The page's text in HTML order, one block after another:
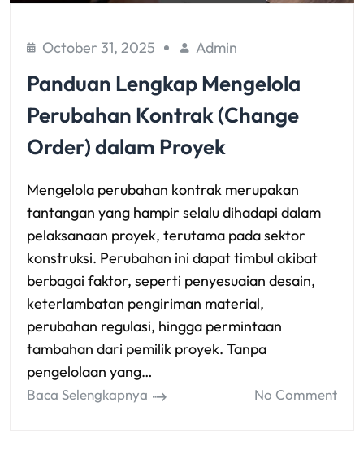
October 31, 2025 Admin
Panduan Lengkap Mengelola
Perubahan Kontrak (Change
Order) dalam Proyek
Mengelola perubahan kontrak merupakan
tantangan yang hampir selalu dihadapi dalam
pelaksanaan proyek, terutama pada sektor
konstruksi. Perubahan ini dapat timbul akibat
berbagai faktor, seperti penyesuaian desain,
keterlambatan pengiriman material,
perubahan regulasi, hingga permintaan
tambahan dari pemilik proyek. Tanpa
pengelolaan yang…
Baca Selengkapnya No Comment